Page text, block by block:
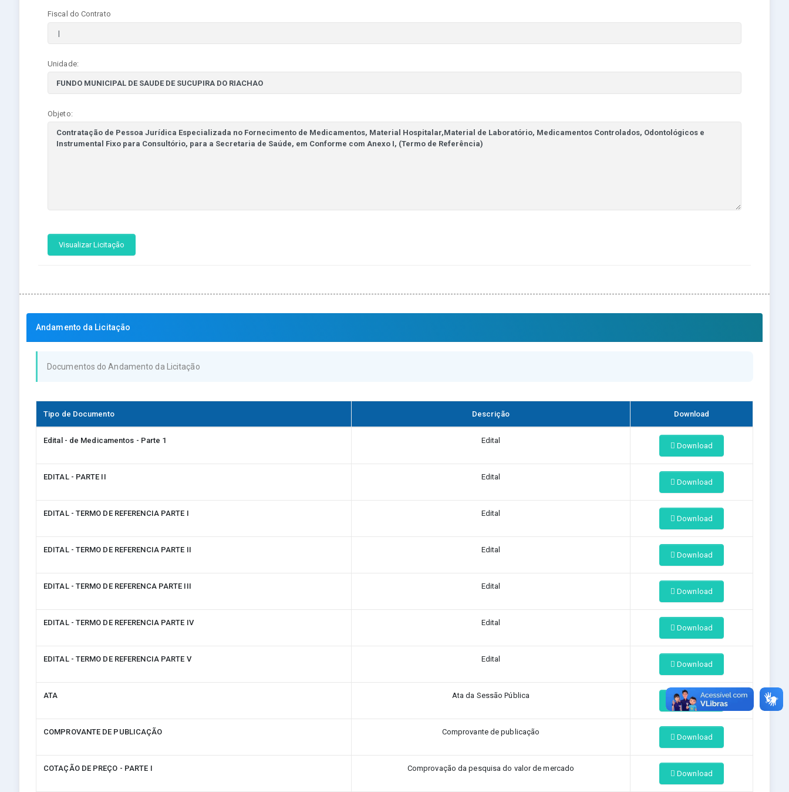
Fiscal do Contrato
Unidade:
Objeto:
Visualizar Licitação
Andamento da Licitação
Documentos do Andamento da Licitação
Tipo de Documento Descrição Download
Edital - de Medicamentos - Parte 1 Edital
Download
EDITAL - PARTE II Edital
Download
EDITAL - TERMO DE REFERENCIA PARTE I Edital
Download
EDITAL - TERMO DE REFERENCIA PARTE II Edital
Download
EDITAL - TERMO DE REFERENCA PARTE III Edital
Download
EDITAL - TERMO DE REFERENCIA PARTE IV Edital
Download
EDITAL - TERMO DE REFERENCIA PARTE V Edital
Download
ATA Ata da Sessão Pública
Download
COMPROVANTE DE PUBLICAÇÃO Comprovante de publicação
Download
COTAÇÃO DE PREÇO - PARTE I Comprovação da pesquisa do valor de mercado
Download